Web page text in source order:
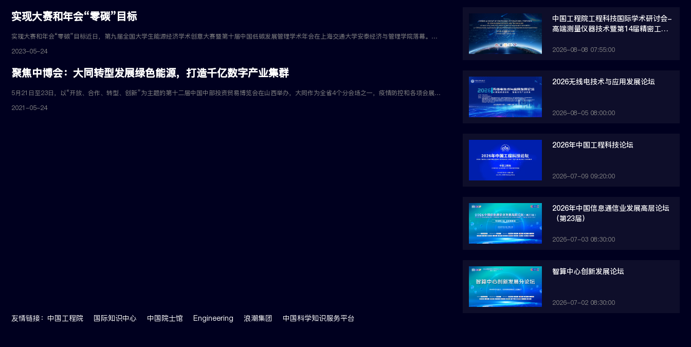
实现大赛和年会“零碳”目标
实现大赛和年会“零碳”目标近日，第九届全国大学生能源经济学术创意大赛暨第十届中国低碳发展管理学术年会在上海交通大学安泰经济与管理学院落幕。本次大会由中国优选法统筹法与经济数学研究会（中国“双法”研究会）低碳发展管理专业委员会、国际复杂系统工程学会和上海交通大学联合主办，上海交大安泰经管学院承办。
2023-05-24
聚焦中博会：大同转型发展绿色能源，打造千亿数字产业集群
5月21日至23日，以“开放、合作、转型、创新”为主题的第十二届中国中部投资贸易博览会在山西举办，大同作为全省4个分会场之一，疫情防控和各项会展活动组织有力、井然有序、卓有成效，得到了广大与会者的一致认同。通过承办这次会议，大同悠久深远 ...... 合作交流和项目对接。与会代表纷纷表示，对大同有了进一步了解，十分愿意到大同这样具有潜力的城市投资项目、开展合作、创业共赢。此次中部博览会大同分会场，最突出的亮点就是举办了大同云冈数字碳中和峰会。“转型”“六新”“数字”“碳中和”一时成为会场 ...... 内外的热词。通过深入交流研讨，大家看到了数字产业发展和能源数字化转型的广阔前景，在以数字经济助力经济转型和实现碳中和上形成了广泛的共识。据了解，大同市作为全国能源重化工基地和典型的资源依赖型城市，近年来按照省委“四为四高两同步”总体思路和要求
2021-05-24
中国工程院工程科技国际学术研讨会-
高端测量仪器技术暨第14届精密工程
ISPEMI 2026）
2026-08-08 07:55:00
2026无线电技术与应用发展论坛
2026-08-05 08:00:00
2026年中国工程科技论坛
2026-07-09 09:20:00
2026年中国信息通信业发展高层论坛
（第23届）
2026-07-03 08:30:00
智算中心创新发展论坛
2026-07-02 08:30:00
友情链接： 中国工程院 国际知识中心 中国院士馆 Engineering 浪潮集团 中国科学知识服务平台